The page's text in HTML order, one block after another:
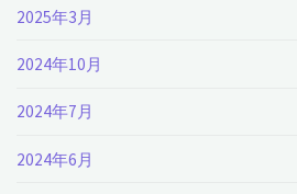
2025年3月
2024年10月
2024年7月
2024年6月